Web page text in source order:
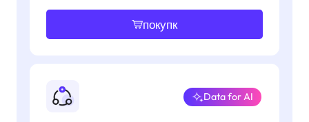
покупк
Data for AI